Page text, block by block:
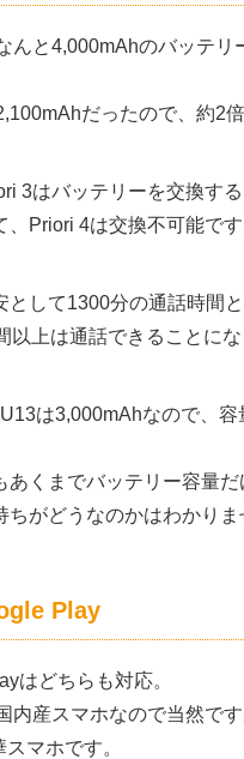
んと4,000mAhのバッテリ
だったので、約2倍
3はバッテリーを交換す
、Priori 4は交換不可能です
として1300分の通話時間
以上は通話できることにな
は3,000mAhなので、
あくまでバッテリー容量だ
ちがどうなのかはわかりま
Play
はどちらも対応。
内産スマホなので当然で
マホです。